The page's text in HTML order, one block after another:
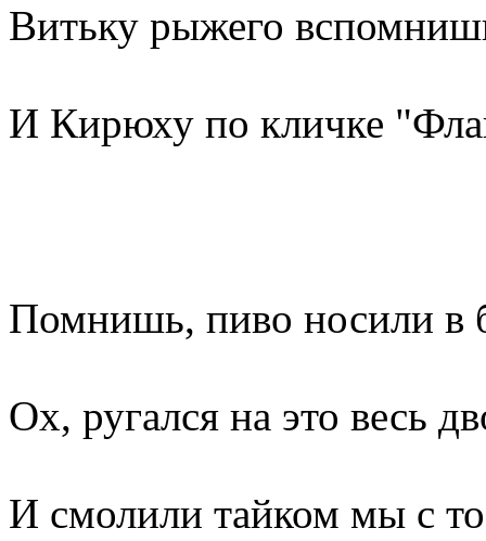
Витьку рыжего
И Кирюху по кличке
Помнишь, пиво носили в
Ох, ругался на это весь
И смолили тайком мы с